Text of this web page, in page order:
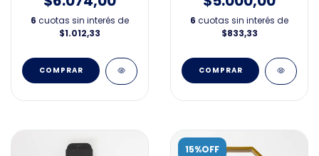
6 cuotas sin interés de
$1.012,33
6 cuotas sin interés de
$833,33
15%OFF